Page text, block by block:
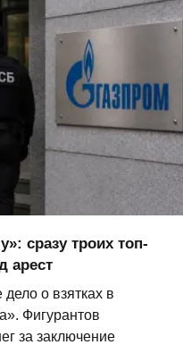
сразу троих топ-
арест
о взятках в
Фигурантов
за заключение